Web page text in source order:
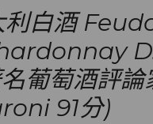
利白酒
葡萄酒評論
91分)